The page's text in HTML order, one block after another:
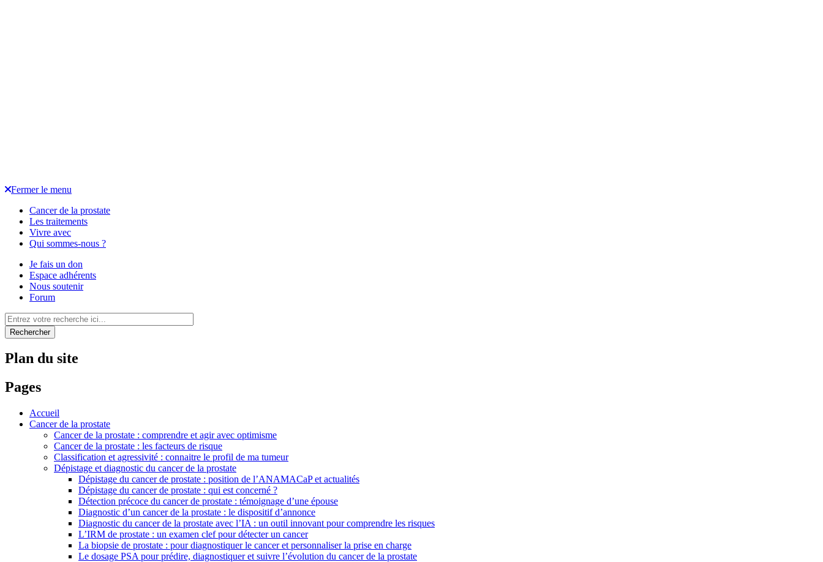
Fermer le menu
Cancer de la prostate
Les traitements
Vivre avec
Qui sommes-nous ?
Je fais un don
Espace adhérents
Nous soutenir
Forum
Rechercher
Plan du site
Pages
Accueil
Cancer de la prostate
Cancer de la prostate : comprendre et agir avec optimisme
Cancer de la prostate : les facteurs de risque
Classification et agressivité : connaitre le profil de ma tumeur
Dépistage et diagnostic du cancer de la prostate
Dépistage du cancer de prostate : position de l’ANAMACaP et actualités
Dépistage du cancer de prostate : qui est concerné ?
Détection précoce du cancer de prostate : témoignage d’une épouse
Diagnostic d’un cancer de la prostate : le dispositif d’annonce
Diagnostic du cancer de la prostate avec l’IA : un outil innovant pour comprendre les risques
L’IRM de prostate : un examen clef pour détecter un cancer
La biopsie de prostate : pour diagnostiquer le cancer et personnaliser la prise en charge
Le dosage PSA pour prédire, diagnostiquer et suivre l’évolution du cancer de la prostate